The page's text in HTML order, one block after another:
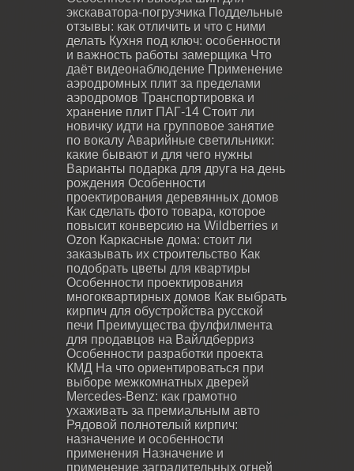
экскаватора-погрузчика Поддельные
отзывы: как отличить и что с ними
делать Кухня под ключ: особенности
и важность работы замерщика Что
даёт видеонаблюдение Применение
аэродромных плит за пределами
аэродромов Транспортировка и
хранение плит ПАГ-14 Стоит ли
новичку идти на групповое занятие
по вокалу Аварийные светильники:
какие бывают и для чего нужны
Варианты подарка для друга на день
рождения Особенности
проектирования деревянных домов
Как сделать фото товара, которое
повысит конверсию на Wildberries и
Ozon Каркасные дома: стоит ли
заказывать их строительство Как
подобрать цветы для квартиры
Особенности проектирования
многоквартирных домов Как выбрать
кирпич для обустройства русской
печи Преимущества фулфилмента
для продавцов на Вайлдберриз
Особенности разработки проекта
КМД На что ориентироваться при
выборе межкомнатных дверей
Mercedes-Benz: как грамотно
ухаживать за премиальным авто
Рядовой полнотелый кирпич:
назначение и особенности
применения Назначение и
применение заградительных огней